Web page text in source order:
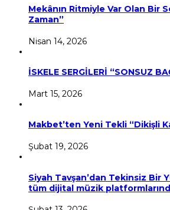
Mekânın Ritmiyle Var Olan Bir
Zaman”
Nisan 14, 2026
İSKELE SERGİLERİ “SONSUZ
Mart 15, 2026
Makbet’ten Yeni Tekli “Dikişli
Şubat 19, 2026
Siyah Tavşan’dan Tekinsiz Bir
tüm dijital müzik